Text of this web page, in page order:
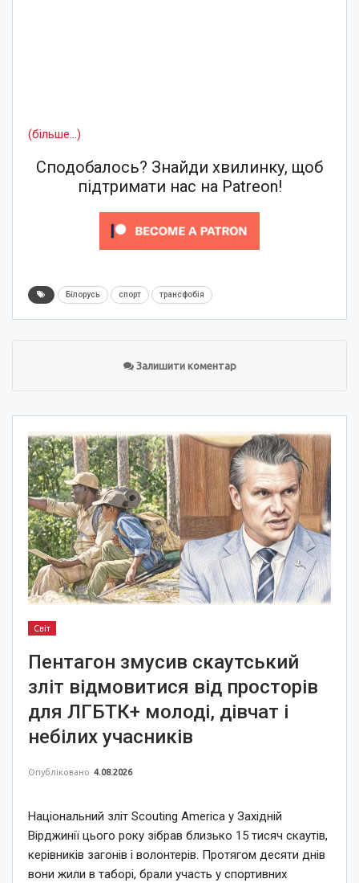
(більше…)
Сподобалось? Знайди хвилинку, щоб
підтримати нас на Patreon!
Білорусь спорт трансфобія
Залишити коментар
Світ
Пентагон змусив скаутський
зліт відмовитися від просторів
для ЛГБТК+ молоді, дівчат і
небілих учасників
Опубліковано 4.08.2026
Національний зліт Scouting America у Західній
Вірджинії цього року зібрав близько 15 тисяч скаутів,
керівників загонів і волонтерів. Протягом десяти днів
вони жили в таборі, брали участь у спортивних